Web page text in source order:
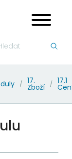
/ 17.
Zboží / 17.1